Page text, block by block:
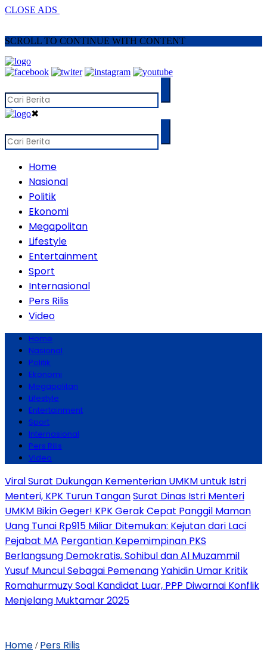
CLOSE ADS
SCROLL TO CONTINUE WITH CONTENT
✖
Home
Nasional
Politik
Ekonomi
Megapolitan
Lifestyle
Entertainment
Sport
Internasional
Pers Rilis
Video
Home
Nasional
Politik
Ekonomi
Megapolitan
Lifestyle
Entertainment
Sport
Internasional
Pers Rilis
Video
Viral Surat Dukungan Kementerian UMKM untuk Istri
Menteri, KPK Turun TanganSurat Dinas Istri Menteri
UMKM Bikin Geger! KPK Gerak Cepat Panggil Maman
Uang Tunai Rp915 Miliar Ditemukan: Kejutan dari Laci
Pejabat MA Pergantian Kepemimpinan PKS
Berlangsung Demokratis, Sohibul dan Al Muzammil
Yusuf Muncul Sebagai PemenangYahidin Umar Kritik
Romahurmuzy Soal Kandidat Luar, PPP Diwarnai Konflik
Menjelang Muktamar 2025
Home / Pers Rilis